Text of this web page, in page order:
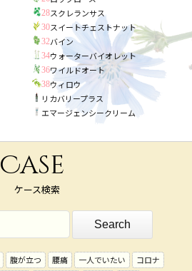
28スクレランサス
30スイートチェストナット
32バイン
34ウォーターバイオレット
36ワイルドオート
38ウィロウ
リカバリープラス
エマージェンシークリーム
Case
ケース検索
腹が立つ 腰痛 一人でいたい
コロナ